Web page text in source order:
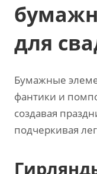
для
Бумажные
фантики и
создавая
подчеркивая